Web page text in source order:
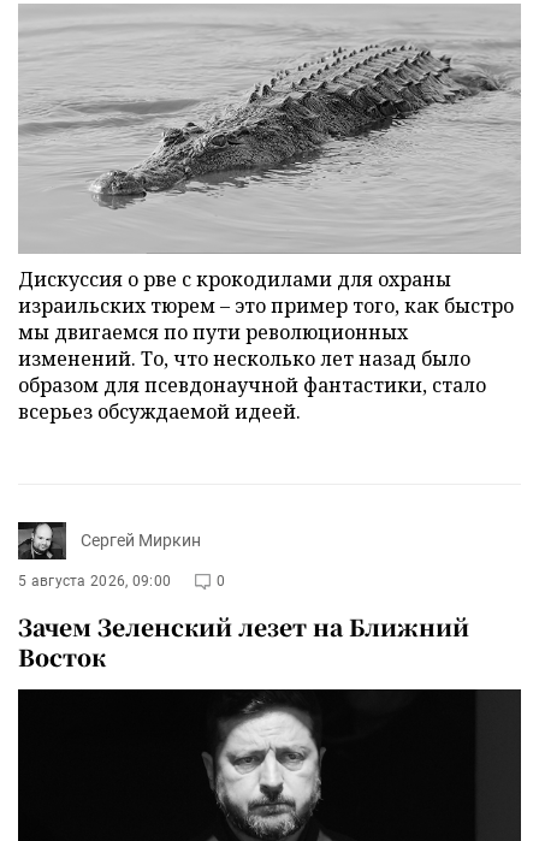
Дискуссия о рве с крокодилами для охраны
израильских тюрем – это пример того, как быстро
мы двигаемся по пути революционных
изменений. То, что несколько лет назад было
образом для псевдонаучной фантастики, стало
всерьез обсуждаемой идеей.
Сергей Миркин
5 августа 2026, 09:00 0
Зачем Зеленский лезет на Ближний
Восток